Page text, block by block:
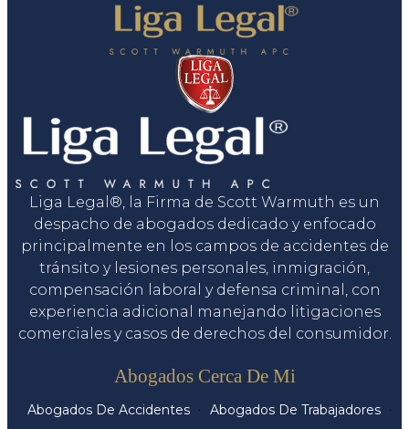
Liga Legal®, la Firma de Scott Warmuth es un
despacho de abogados dedicado y enfocado
principalmente en los campos de accidentes de
tránsito y lesiones personales, inmigración,
compensación laboral y defensa criminal, con
experiencia adicional manejando litigaciones
comerciales y casos de derechos del consumidor.
Abogados Cerca De Mi
Abogados De Accidentes Abogados De Trabajadores